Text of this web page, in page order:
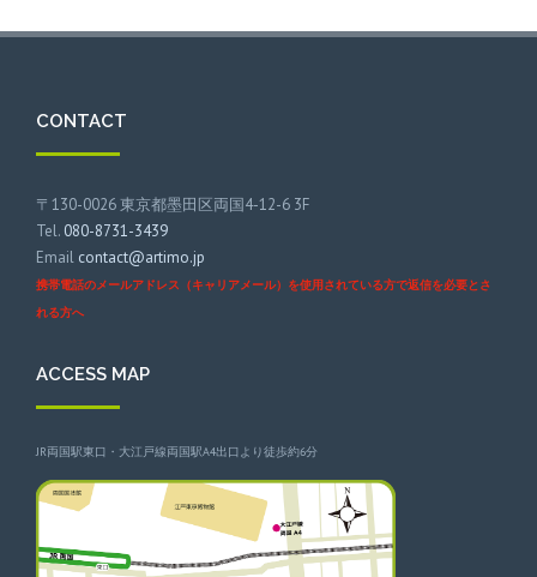
CONTACT
〒130-0026 東京都墨田区両国4-12-6 3F
Tel. 080-8731-3439
Email contact@artimo.jp
携帯電話のメールアドレス（キャリアメール）を使用されている方で返信を必要とさ
れる方へ
ACCESS MAP
JR両国駅東口・大江戸線両国駅A4出口より徒歩約6分